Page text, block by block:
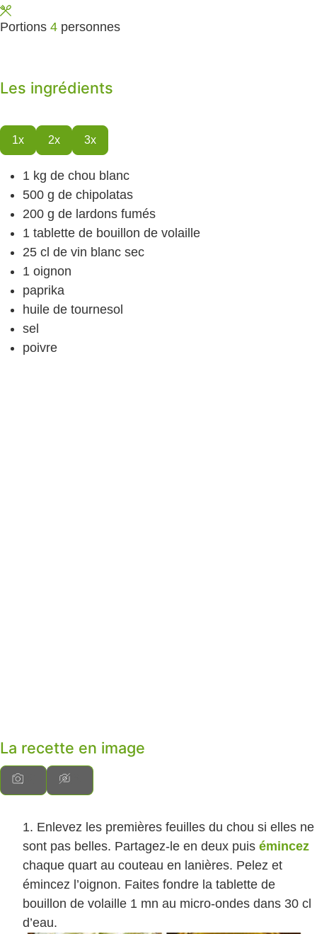
Portions 4 personnes
Les ingrédients
1x 2x 3x
1 kg de chou blanc
500 g de chipolatas
200 g de lardons fumés
1 tablette de bouillon de volaille
25 cl de vin blanc sec
1 oignon
paprika
huile de tournesol
sel
poivre
La recette en image
Enlevez les premières feuilles du chou si elles ne
sont pas belles. Partagez-le en deux puis émincez
chaque quart au couteau en lanières. Pelez et
émincez l’oignon. Faites fondre la tablette de
bouillon de volaille 1 mn au micro-ondes dans 30 cl
d’eau.